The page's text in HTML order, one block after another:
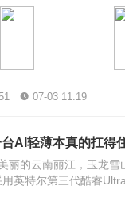
07-03 11:19
AI轻薄本真的扛得
丽的云南丽江，玉龙雪
英特尔第三代酷睿